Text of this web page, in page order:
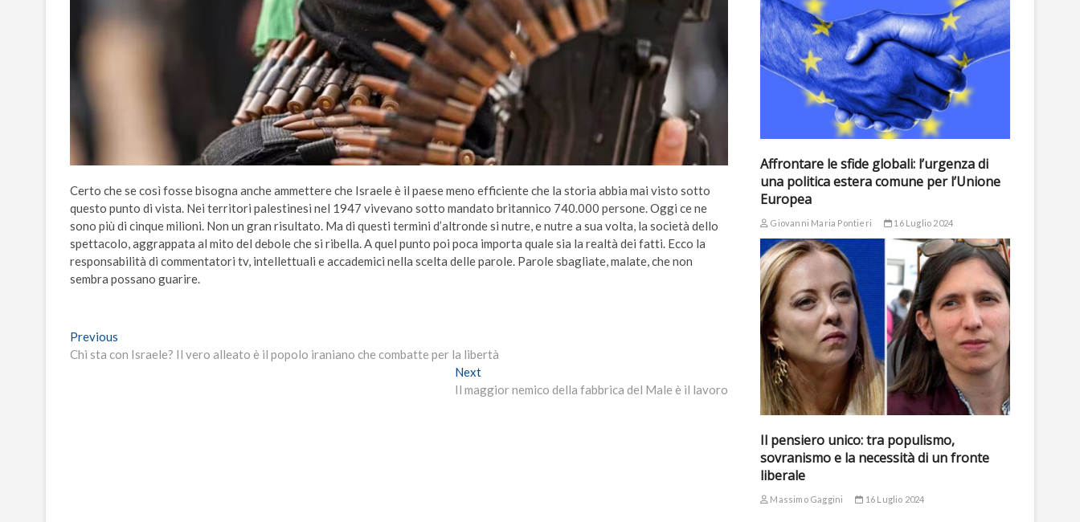
Certo che se così fosse bisogna anche ammettere che Israele è il paese meno efficiente che la storia abbia mai visto sotto
questo punto di vista. Nei territori palestinesi nel 1947 vivevano sotto mandato britannico 740.000 persone. Oggi ce ne
sono più di cinque milioni. Non un gran risultato. Ma di questi termini d’altronde si nutre, e nutre a sua volta, la società dello
spettacolo, aggrappata al mito del debole che si ribella. A quel punto poi poca importa quale sia la realtà dei fatti. Ecco la
responsabilità di commentatori tv, intellettuali e accademici nella scelta delle parole. Parole sbagliate, malate, che non
sembra possano guarire.
Navigazione
articoli
Previous
post:
Chi sta con Israele? Il vero alleato è il popolo iraniano che combatte per la libertà
NextNext
post:
Il maggior nemico della fabbrica del Male è il lavoro
Affrontare le sfide globali: l’urgenza di
una politica estera comune per l’Unione
Europea
Giovanni Maria Pontieri 16 Luglio 2024
Il pensiero unico: tra populismo,
sovranismo e la necessità di un fronte
liberale
Massimo Gaggini 16 Luglio 2024